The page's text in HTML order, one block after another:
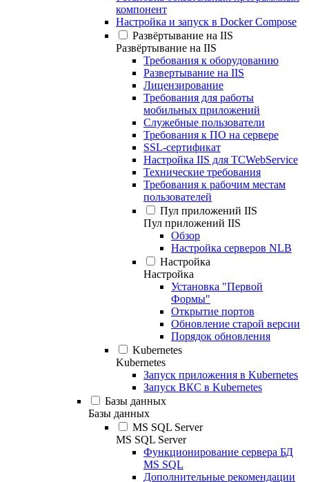
компонент
Настройка и запуск в Docker Compose
Развёртывание на IIS
Развёртывание на IIS
Требования к оборудованию
Развертывание на IIS
Лицензирование
Требования для работы
мобильных приложений
Служебные пользователи
Требования к ПО на сервере
SSL-сертификат
Настройка IIS для TCWebService
Технические требования
Требования к рабочим местам
пользователей
Пул приложений IIS
Пул приложений IIS
Обзор
Настройка серверов NLB
Настройка
Настройка
Установка "Первой
Формы"
Открытие портов
Обновление старой версии
Порядок обновления
Kubernetes
Kubernetes
Запуск приложения в Kubernetes
Запуск ВКС в Kubernetes
Базы данных
Базы данных
MS SQL Server
MS SQL Server
Функционирование сервера БД
MS SQL
Дополнительные рекомендации